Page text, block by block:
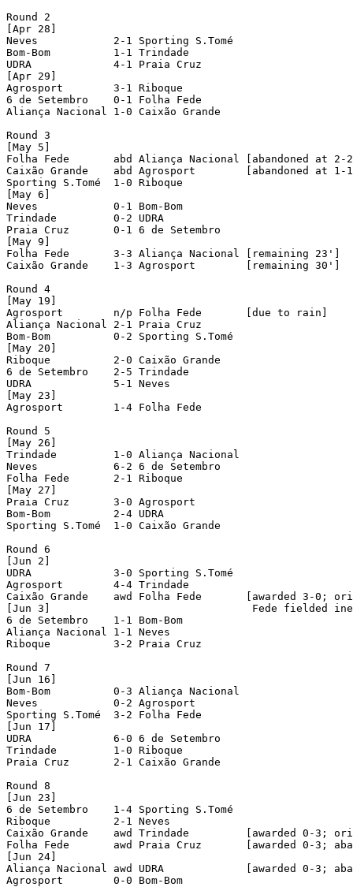
Round 2
[Apr 28]
Neves            2-1 Sporting S.Tomé
Bom-Bom          1-1 Trindade
UDRA             4-1 Praia Cruz
[Apr 29]
Agrosport        3-1 Riboque
6 de Setembro    0-1 Folha Fede
Aliança Nacional 1-0 Caixão Grande
Round 3
[May 5]
Folha Fede       abd Aliança Nacional [abandoned at
Caixão Grande    abd Agrosport        [abandoned at
Sporting S.Tomé  1-0 Riboque
[May 6]
Neves            0-1 Bom-Bom
Trindade         0-2 UDRA
Praia Cruz       0-1 6 de Setembro
[May 9]
Folha Fede       3-3 Aliança Nacional [remaining 23']
Caixão Grande    1-3 Agrosport        [remaining 30']
Round 4
[May 19]
Agrosport        n/p Folha Fede       [due to rain]
Aliança Nacional 2-1 Praia Cruz
Bom-Bom          0-2 Sporting S.Tomé
[May 20]
Riboque          2-0 Caixão Grande
6 de Setembro    2-5 Trindade
UDRA             5-1 Neves
[May 23]
Agrosport        1-4 Folha Fede
Round 5
[May 26]
Trindade         1-0 Aliança Nacional
Neves            6-2 6 de Setembro
Folha Fede       2-1 Riboque
[May 27]
Praia Cruz       3-0 Agrosport
Bom-Bom          2-4 UDRA
Sporting S.Tomé  1-0 Caixão Grande
Round 6
[Jun 2]
UDRA             3-0 Sporting S.Tomé
Agrosport        4-4 Trindade
Caixão Grande    awd Folha Fede       [awarded 3-0;
[Jun 3]                                Fede fielded
6 de Setembro    1-1 Bom-Bom
Aliança Nacional 1-1 Neves
Riboque          3-2 Praia Cruz
Round 7
[Jun 16]
Bom-Bom          0-3 Aliança Nacional
Neves            0-2 Agrosport
Sporting S.Tomé  3-2 Folha Fede
[Jun 17]
UDRA             6-0 6 de Setembro
Trindade         1-0 Riboque
Praia Cruz       2-1 Caixão Grande
Round 8
[Jun 23]
6 de Setembro    1-4 Sporting S.Tomé
Riboque          2-1 Neves
Caixão Grande    awd Trindade         [awarded 0-3;
Folha Fede       awd Praia Cruz       [awarded 0-3;
[Jun 24]
Aliança Nacional awd UDRA             [awarded 0-3;
Agrosport        0-0 Bom-Bom